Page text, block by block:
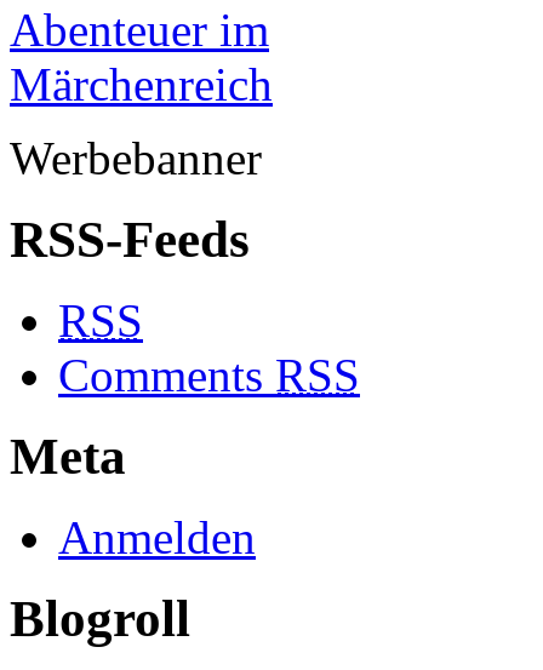
Werbebanner
RSS-Feeds
RSS
Comments RSS
Meta
Anmelden
Blogroll